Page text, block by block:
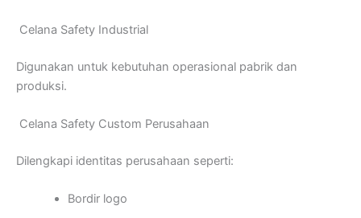
Celana Safety Industrial
Digunakan untuk kebutuhan operasional pabrik dan
produksi.
Celana Safety Custom Perusahaan
Dilengkapi identitas perusahaan seperti:
Bordir logo